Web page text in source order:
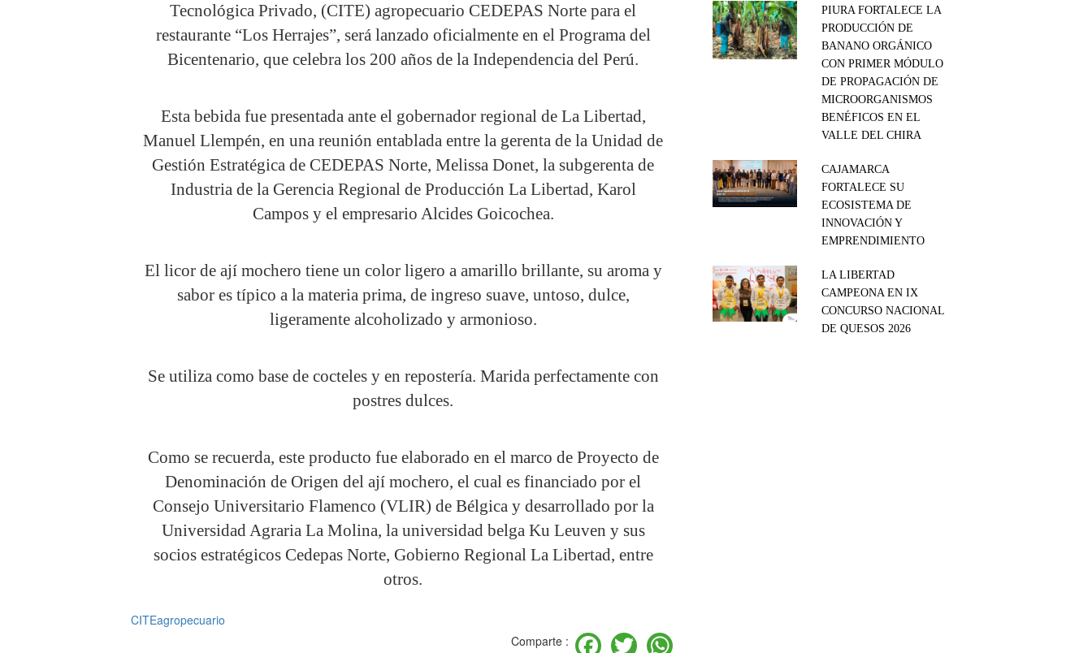
Tecnológica Privado, (CITE) agropecuario CEDEPAS Norte para el
restaurante “Los Herrajes”, será lanzado oficialmente en el Programa del
Bicentenario, que celebra los 200 años de la Independencia del Perú.
Esta bebida fue presentada ante el gobernador regional de La Libertad,
Manuel Llempén, en una reunión entablada entre la gerenta de la Unidad de
Gestión Estratégica de CEDEPAS Norte, Melissa Donet, la subgerenta de
Industria de la Gerencia Regional de Producción La Libertad, Karol
Campos y el empresario Alcides Goicochea.
El licor de ají mochero tiene un color ligero a amarillo brillante, su aroma y
sabor es típico a la materia prima, de ingreso suave, untoso, dulce,
ligeramente alcoholizado y armonioso.
Se utiliza como base de cocteles y en repostería. Marida perfectamente con
postres dulces.
Como se recuerda, este producto fue elaborado en el marco de Proyecto de
Denominación de Origen del ají mochero, el cual es financiado por el
Consejo Universitario Flamenco (VLIR) de Bélgica y desarrollado por la
Universidad Agraria La Molina, la universidad belga Ku Leuven y sus
socios estratégicos Cedepas Norte, Gobierno Regional La Libertad, entre
otros.
CITEagropecuario
Comparte :
Facebook
Twitter
PIURA FORTALECE LA
PRODUCCIÓN DE
BANANO ORGÁNICO
CON PRIMER MÓDULO
DE PROPAGACIÓN DE
MICROORGANISMOS
BENÉFICOS EN EL
VALLE DEL CHIRA
CAJAMARCA
FORTALECE SU
ECOSISTEMA DE
INNOVACIÓN Y
EMPRENDIMIENTO
LA LIBERTAD
CAMPEONA EN IX
CONCURSO NACIONAL
DE QUESOS 2026